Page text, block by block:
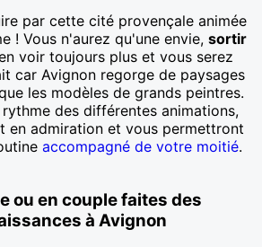
par cette cité provençale animée
! Vous n'aurez qu'une envie, sortir
voir toujours plus et vous serez
car Avignon regorge de paysages
les modèles de grands peintres.
des différentes animations,
en admiration et vous permettront
accompagné de votre moitié.
ou en couple faites des
à Avignon